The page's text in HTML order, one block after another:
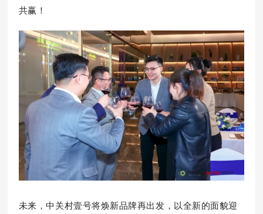
共赢！
未来，中关村壹号将焕新品牌再出发，以全新的面貌迎